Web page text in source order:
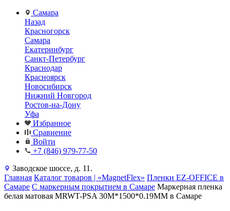
Самара
Назад
Красногорск
Самара
Екатеринбург
Санкт-Петербург
Краснодар
Красноярск
Новосибирск
Нижний Новгород
Ростов-на-Дону
Уфа
Избранное
Сравнение
Войти
+7 (846) 979-77-50
Заводское шоссе, д. 11.
Главная Каталог товаров | «MagnetFlex» Пленки EZ-OFFICE в
Самаре С маркерным покрытием в Самаре Маркерная пленка
белая матовая MRWT-PSA 30M*1500*0.19MM в Самаре